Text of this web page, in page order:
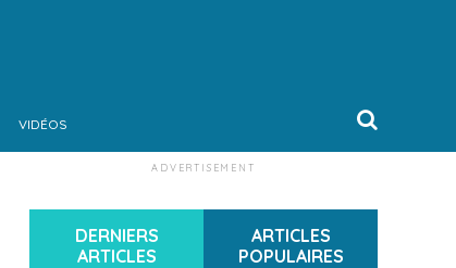
VIDÉOS
ADVERTISEMENT
DERNIERS
ARTICLES
ARTICLES
POPULAIRES